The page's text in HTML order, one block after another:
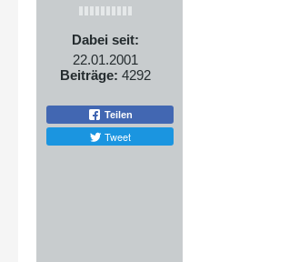
Dabei seit:
22.01.2001
Beiträge: 4292
Teilen
Tweet